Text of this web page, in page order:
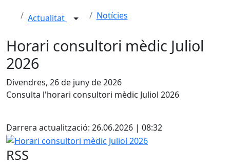
Actualitat Notícies
Horari consultori mèdic Juliol
2026
Divendres, 26 de juny de 2026
Consulta l'horari consultori mèdic Juliol 2026
Darrera actualització: 26.06.2026 | 08:32
Horari consultori mèdic Juliol 2026
RSS